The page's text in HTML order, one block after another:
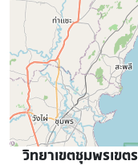
วิทยาเขตชุมพรเข